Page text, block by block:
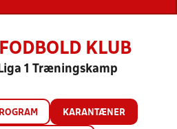
KLUB
1 Træningskamp
KARANTÆNER